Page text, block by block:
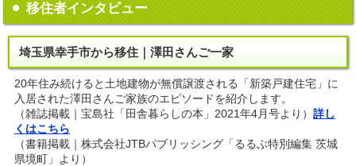
移住者インタビュー
埼玉県幸手市から移住｜澤田さんご一家
20年住み続けると土地建物が無償譲渡される「新築戸建住宅」に
入居された澤田さんご家族のエピソードを紹介します。
（雑誌掲載｜宝島社「田舎暮らしの本」2021年4月号より） 詳し
くはこちら
（書籍掲載｜株式会社JTBパブリッシング「るるぶ特別編集 茨城
県境町」より）